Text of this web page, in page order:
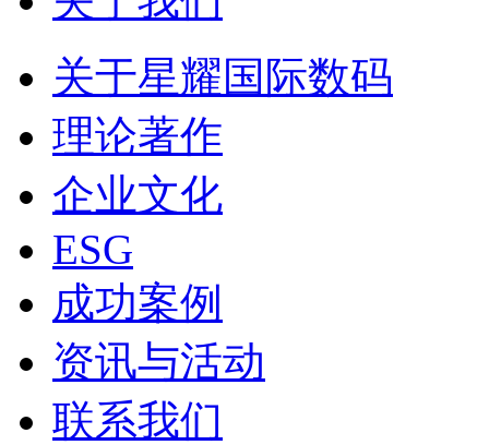
关于星耀国际数码
理论著作
企业文化
ESG
成功案例
资讯与活动
联系我们